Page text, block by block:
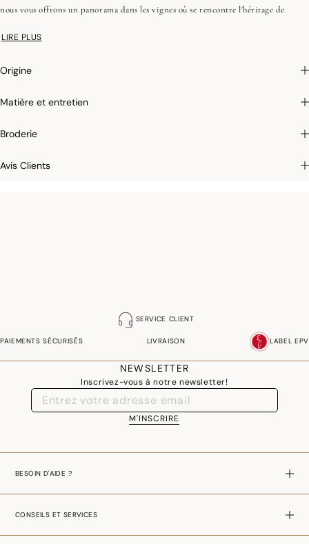
nous vous offrons un panorama dans les vignes où se rencontre l'héritage de
•Tissage Jacquard (chaîne et trame couleurs)
appliquons sur certains de nos articles un traitement antitaches qui empêche
antitaches, tamponnez rapidement et légèrement avec une éponge humide pour
LIRE PLUS
Origine
Matière et entretien
Broderie
Avis Clients
SERVICE CLIENT
PAIEMENTS SÉCURISÉS LIVRAISON LABEL EPV
NEWSLETTER
Inscrivez-vous à notre newsletter!
M'INSCRIRE
BESOIN D'AIDE ?
CONSEILS ET SERVICES